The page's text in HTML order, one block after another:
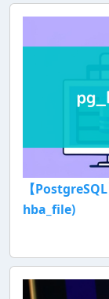
【
hba_file)